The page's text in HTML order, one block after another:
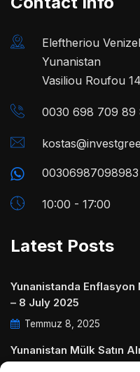
Eleftheriou
Yunanistan
Vasiliou Roufou
0030 698 709 89
00306987098983
10:00 - 17:00
Latest Posts
Yunanistanda Enflasyon
– 8 July 2025
Temmuz 8, 2025
Yunanistan Mülk Satın